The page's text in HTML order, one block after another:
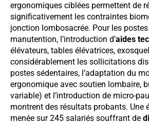
ergonomiques ciblées permettent de
significativement les contraintes
jonction lombosacrée. Pour les
manutention, l’introduction d’aides
élévateurs, tables élévatrices,
considérablement les sollicitations
postes sédentaires, l’adaptation du
ergonomique avec soutien lombaire,
variable) et l’introduction de micro-
montrent des résultats probants. Une
menée sur 245 salariés souffrant de